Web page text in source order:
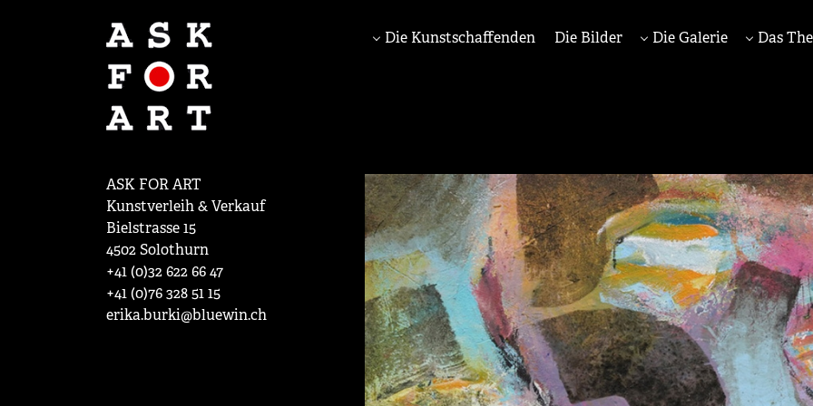
Die Kunstschaffenden Die Bilder Die Galerie Das
ASK FOR ART
Kunstverleih & Verkauf
Bielstrasse 15
4502 Solothurn
+41 (0)32 622 66 47
+41 (0)76 328 51 15
erika.burki@bluewin.ch